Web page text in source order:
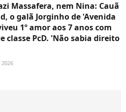
Massafera, nem Nina: Cauã
o galã Jorginho de 'Avenida
1º amor aos 7 anos com
classe PcD. 'Não sabia direito